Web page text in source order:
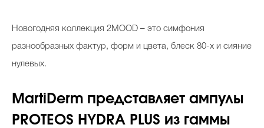
Новогодняя коллекция 2MOOD – это симфония
разнообразных фактур, форм и цвета, блеск 80-х и сияние
нулевых.
MartiDerm представляет ампулы
PROTEОS HYDRA PLUS из гаммы